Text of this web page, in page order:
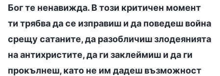
Бог те ненавижда. В този критичен момент
ти трябва да се изправиш и да поведеш война
срещу сатаните, да разобличиш злодеянията
на антихристите, да ги заклеймиш и да ги
прокълнеш, като не им дадеш възможност